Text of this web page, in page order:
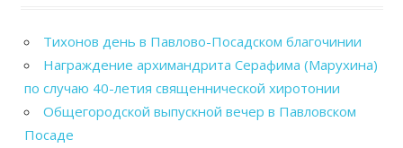
Тихонов день в Павлово-Посадском благочинии
Награждение архимандрита Серафима (Марухина)
по случаю 40-летия священнической хиротонии
Общегородской выпускной вечер в Павловском
Посаде